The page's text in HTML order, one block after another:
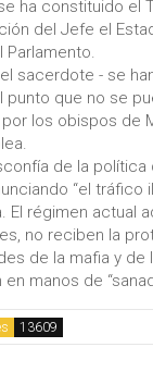
ha constituido el
del Jefe el
el sacerdote - se
punto que no se
los obispos de
de la
“el
El régimen actual
no reciben la
de la mafia y
manos de